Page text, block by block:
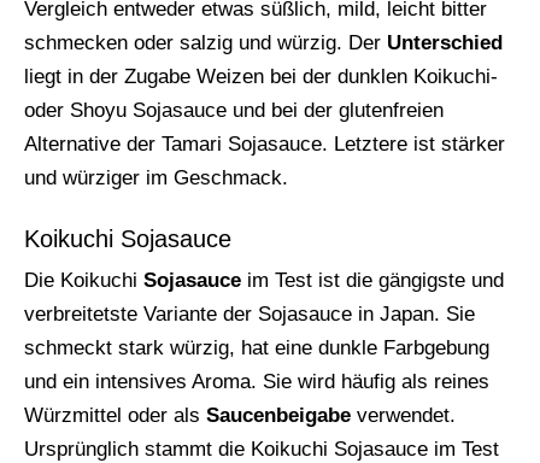
Vergleich entweder etwas süßlich, mild, leicht bitter
schmecken oder salzig und würzig. Der Unterschied
liegt in der Zugabe Weizen bei der dunklen Koikuchi-
oder Shoyu Sojasauce und bei der glutenfreien
Alternative der Tamari Sojasauce. Letztere ist stärker
und würziger im Geschmack.
Koikuchi Sojasauce
Die Koikuchi Sojasauce im Test ist die gängigste und
verbreitetste Variante der Sojasauce in Japan. Sie
schmeckt stark würzig, hat eine dunkle Farbgebung
und ein intensives Aroma. Sie wird häufig als reines
Würzmittel oder als Saucenbeigabe verwendet.
Ursprünglich stammt die Koikuchi Sojasauce im Test